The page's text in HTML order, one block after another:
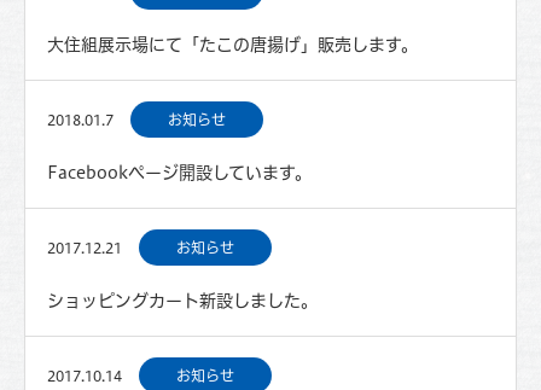
大住組展示場にて「たこの唐揚げ」販売します。
2018.01.7 お知らせ
Facebookページ開設しています。
2017.12.21 お知らせ
ショッピングカート新設しました。
2017.10.14 お知らせ